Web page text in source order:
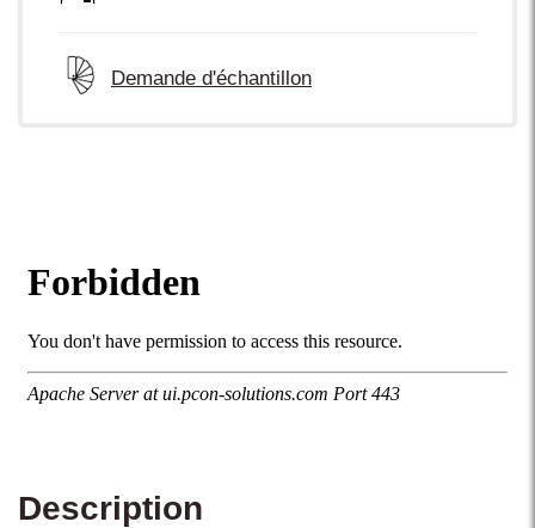
Demande d'échantillon
Description